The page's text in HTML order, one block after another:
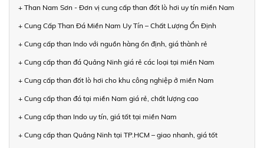
+ Than Nam Sơn - Đơn vị cung cấp than đốt lò hơi uy tín miền Nam
+ Cung Cấp Than Đá Miền Nam Uy Tín – Chất Lượng Ổn Định
+ Cung cấp than Indo với nguồn hàng ổn định, giá thành rẻ
+ Cung cấp than đá Quảng Ninh giá rẻ các loại tại miền Nam
+ Cung cấp than đốt lò hơi cho khu công nghiệp ở miền Nam
+ Cung cấp than đá tại miền Nam giá rẻ, chất lượng cao
+ Cung cấp than Indo uy tín, giá tốt tại miền Nam
+ Cung cấp than Quảng Ninh tại TP.HCM – giao nhanh, giá tốt